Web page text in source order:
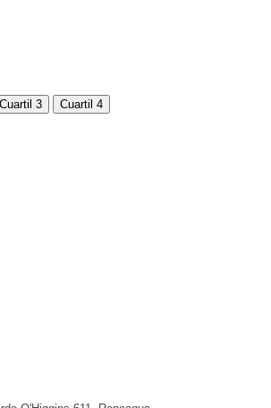
Cuartil 3 Cuartil 4